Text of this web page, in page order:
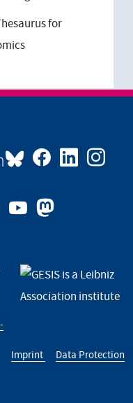
for
Imprint Data Protection